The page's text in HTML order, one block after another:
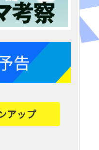
告
アップ